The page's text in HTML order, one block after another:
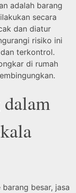
adalah barang
secara
dan diatur
risiko ini
terkontrol.
di rumah
dalam
besar, jasa